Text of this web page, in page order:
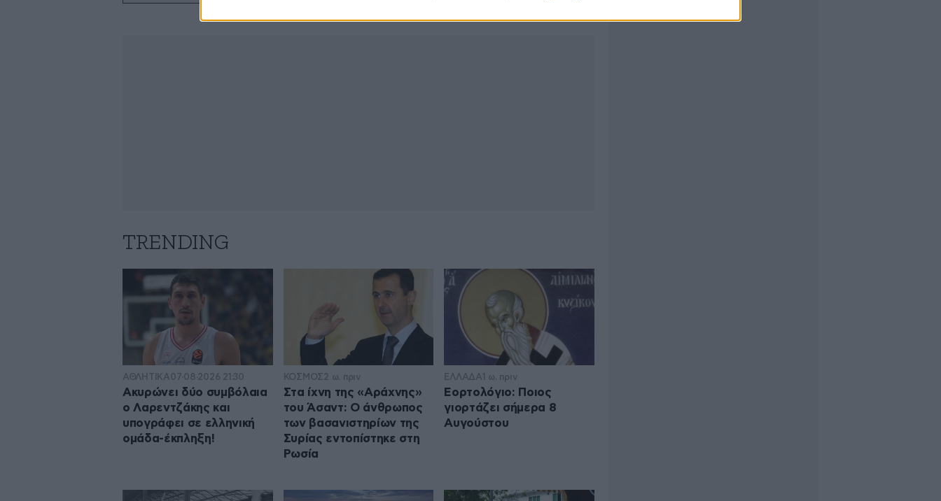
TRENDING
ΑΘΛΗΤΙΚΑ07·08·2026 21:30
Ακυρώνει δύο συμβόλαια
ο Λαρεντζάκης και
υπογράφει σε ελληνική
ομάδα-έκπληξη!
ΚΟΣΜΟΣ2 ω. πριν
Στα ίχνη της «Αράχνης»
του Άσαντ: Ο άνθρωπος
των βασανιστηρίων της
Συρίας εντοπίστηκε στη
Ρωσία
ΕΛΛΑΔΑ1 ω. πριν
Εορτολόγιο: Ποιος
γιορτάζει σήμερα 8
Αυγούστου